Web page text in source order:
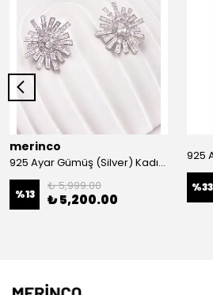
merinco
925 Ayar Gümüş (Silver) Kadın Küpe
%13
₺ 5,999.00
₺ 5,200.00
925
%33